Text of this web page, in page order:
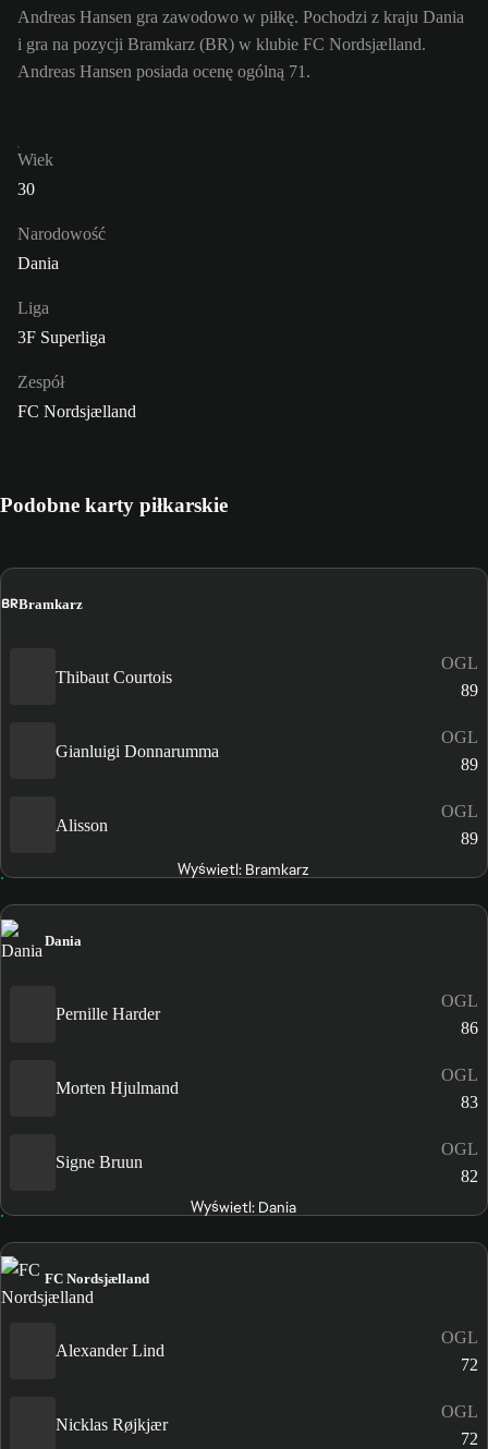
Andreas Hansen gra zawodowo w piłkę. Pochodzi z kraju Dania
i gra na pozycji Bramkarz (BR) w klubie FC Nordsjælland.
Andreas Hansen posiada ocenę ogólną 71.
Wiek
30
Narodowość
Dania
Liga
3F Superliga
Zespół
FC Nordsjælland
Podobne karty piłkarskie
BRBramkarz
Thibaut Courtois
OGL
89
Gianluigi Donnarumma
OGL
89
Alisson
OGL
89
Wyświetl: Bramkarz
Dania
Pernille Harder
OGL
86
Morten Hjulmand
OGL
83
Signe Bruun
OGL
82
Wyświetl: Dania
FC Nordsjælland
Alexander Lind
OGL
72
Nicklas Røjkjær
OGL
72